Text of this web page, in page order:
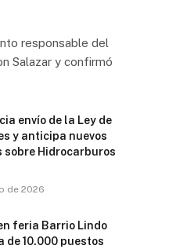
responsable del
Salazar y confirmó
envío de la Ley de
y anticipa nuevos
sobre Hidrocarburos
de 2026
feria Barrio Lindo
de 10.000 puestos